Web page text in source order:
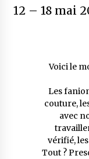
12 – 18 mai
Voici le
Les
couture,
avec
vérifié,
Tout ?